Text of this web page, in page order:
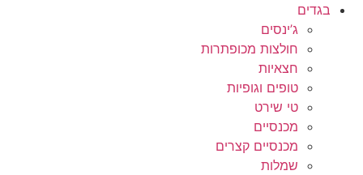
בגדים
ג’ינסים
חולצות מכופתרות
חצאיות
טופים וגופיות
טי שירט
מכנסיים
מכנסיים קצרים
שמלות